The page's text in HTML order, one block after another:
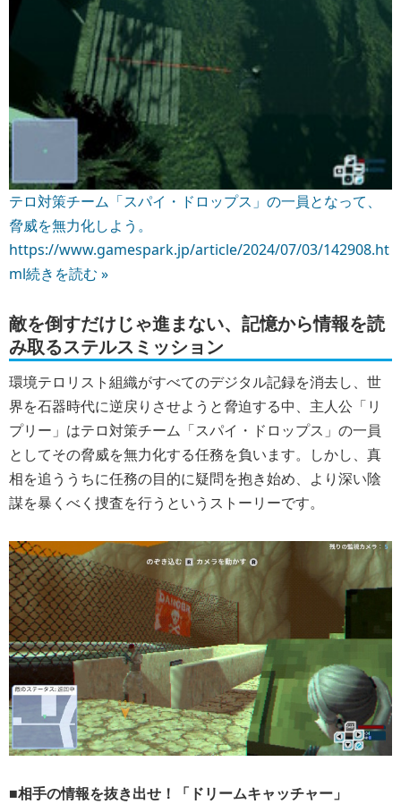
テロ対策チーム「スパイ・ドロップス」の一員となって、
脅威を無力化しよう。
https://www.gamespark.jp/article/2024/07/03/142908.ht
ml続きを読む »
敵を倒すだけじゃ進まない、記憶から情報を読
み取るステルスミッション
環境テロリスト組織がすべてのデジタル記録を消去し、世
界を石器時代に逆戻りさせようと脅迫する中、主人公「リ
プリー」はテロ対策チーム「スパイ・ドロップス」の一員
としてその脅威を無力化する任務を負います。しかし、真
相を追ううちに任務の目的に疑問を抱き始め、より深い陰
謀を暴くべく捜査を行うというストーリーです。
■相手の情報を抜き出せ！「ドリームキャッチャー」